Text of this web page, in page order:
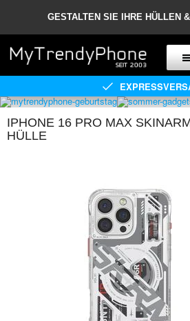
GESTALTEN SIE IHRE HÜLLEN
IPHONE 16 PRO MAX
HÜLLE